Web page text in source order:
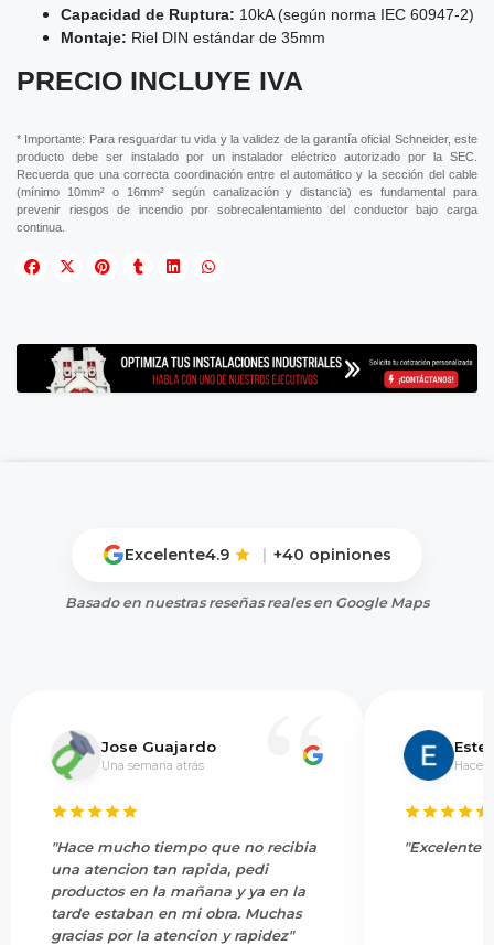
Capacidad de Ruptura: 10kA (según norma IEC 60947-2)
Montaje: Riel DIN estándar de 35mm
PRECIO INCLUYE IVA
* Importante: Para resguardar tu vida y la validez de la garantía oficial Schneider, este
producto debe ser instalado por un instalador eléctrico autorizado por la SEC.
Recuerda que una correcta coordinación entre el automático y la sección del cable
(mínimo 10mm² o 16mm² según canalización y distancia) es fundamental para
prevenir riesgos de incendio por sobrecalentamiento del conductor bajo carga
continua.
Excelente4.9 | +40 opiniones
Basado en nuestras reseñas reales en Google Maps
Jose Guajardo
Una semana atrás
"Hace mucho tiempo que no recibia
una atencion tan rapida, pedi
productos en la mañana y ya en la
tarde estaban en mi obra. Muchas
gracias por la atencion y rapidez"
Hace
"Excelente